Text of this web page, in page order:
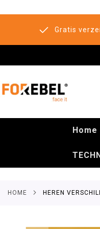
Gratis
Home
HOME HEREN